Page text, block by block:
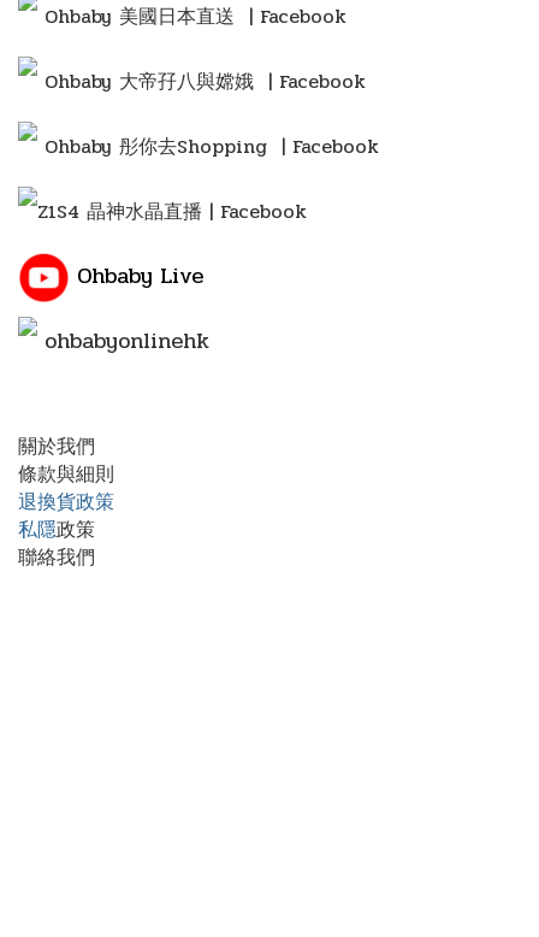
Ohbaby 美國日本直送 | Facebook
Ohbaby 大帝孖八與嫦娥 | Facebook
Ohbaby 彤你去Shopping | Facebook
Z1S4 晶神水晶直播 | Facebook
Ohbaby Live
ohbabyonlinehk
關於我們
條款與細則
退換貨政策
私隱政策
聯絡我們